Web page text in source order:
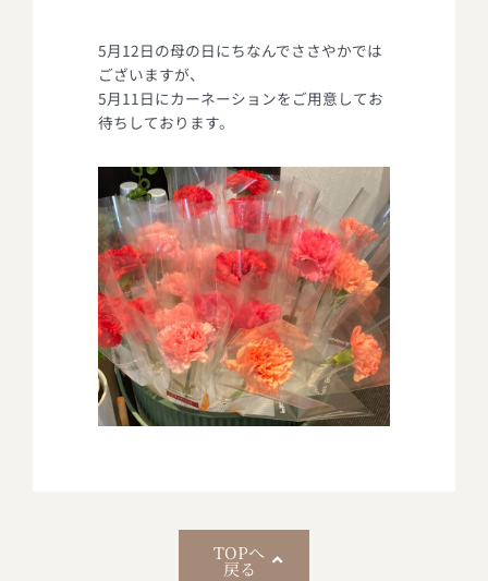
5月12日の母の日にちなんでささやかでは
ございますが、
5月11日にカーネーションをご用意してお
待ちしております。
TOPへ
戻る